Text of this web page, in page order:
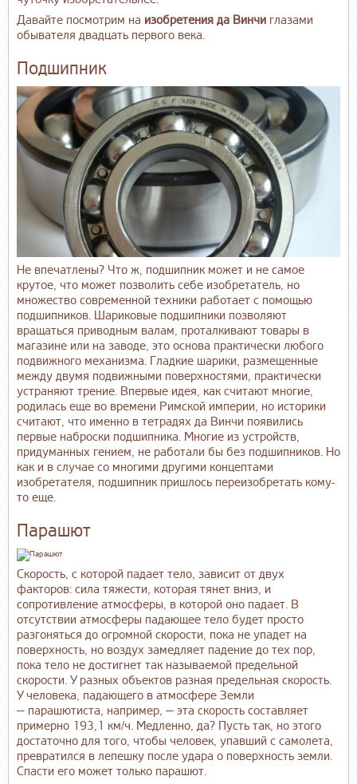
Давайте посмотрим на изобретения да Винчи глазами
обывателя двадцать первого века.
Подшипник
Не впечатлены? Что ж, подшипник может и не самое
крутое, что может позволить себе изобретатель, но
множество современной техники работает с помощью
подшипников. Шариковые подшипники позволяют
вращаться приводным валам, проталкивают товары в
магазине или на заводе, это основа практически любого
подвижного механизма. Гладкие шарики, размещенные
между двумя подвижными поверхностями, практически
устраняют трение. Впервые идея, как считают многие,
родилась еще во времени Римской империи, но историки
считают, что именно в тетрадях да Винчи появились
первые наброски подшипника. Многие из устройств,
придуманных гением, не работали бы без подшипников. Но
как и в случае со многими другими концептами
изобретателя, подшипник пришлось переизобретать кому-
то еще.
Парашют
Скорость, с которой падает тело, зависит от двух
факторов: сила тяжести, которая тянет вниз, и
сопротивление атмосферы, в которой оно падает. В
отсутствии атмосферы падающее тело будет просто
разгоняться до огромной скорости, пока не упадет на
поверхность, но воздух замедляет падение до тех пор,
пока тело не достигнет так называемой предельной
скорости. У разных объектов разная предельная скорость.
У человека, падающего в атмосфере Земли
— парашютиста, например, — эта скорость составляет
примерно 193,1 км/ч. Медленно, да? Пусть так, но этого
достаточно для того, чтобы человек, упавший с самолета,
превратился в лепешку после удара о поверхность земли.
Спасти его может только парашют.